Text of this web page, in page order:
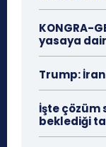
KONGRA-
yasaya
Trump:
İşte çözüm
beklediği